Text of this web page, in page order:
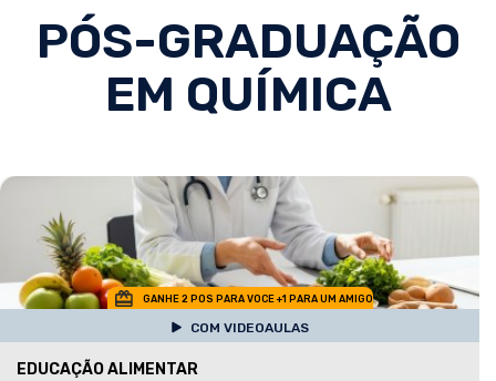
PÓS-GRADUAÇÃO
EM QUÍMICA
GANHE 2 POS PARA VOCE +1 PARA UM AMIGO
COM VIDEOAULAS
EDUCAÇÃO ALIMENTAR